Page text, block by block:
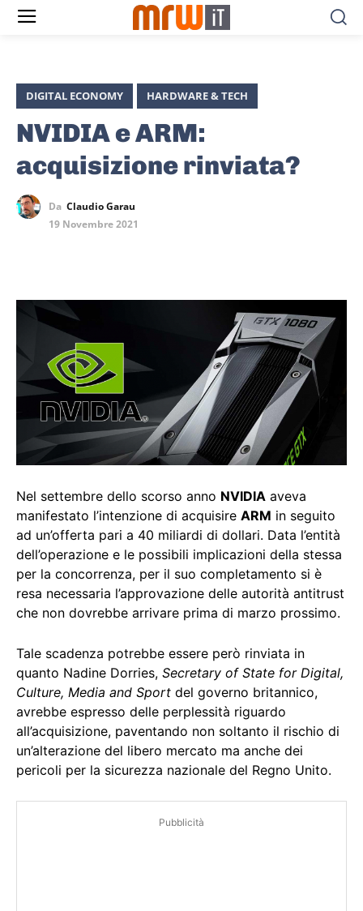
DIGITAL ECONOMY HARDWARE & TECH
NVIDIA e ARM:
acquisizione rinviata?
Da Claudio Garau
19 Novembre 2021
Nel settembre dello scorso anno NVIDIA aveva
manifestato l’intenzione di acquisire ARM in seguito
ad un’offerta pari a 40 miliardi di dollari. Data l’entità
dell’operazione e le possibili implicazioni della stessa
per la concorrenza, per il suo completamento si è
resa necessaria l’approvazione delle autorità antitrust
che non dovrebbe arrivare prima di marzo prossimo.
Tale scadenza potrebbe essere però rinviata in
quanto Nadine Dorries, Secretary of State for Digital,
Culture, Media and Sport del governo britannico,
avrebbe espresso delle perplessità riguardo
all’acquisizione, paventando non soltanto il rischio di
un’alterazione del libero mercato ma anche dei
pericoli per la sicurezza nazionale del Regno Unito.
Pubblicità